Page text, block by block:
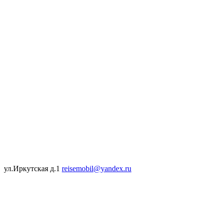
ул.Иркутская д.1 reisemobil@yandex.ru